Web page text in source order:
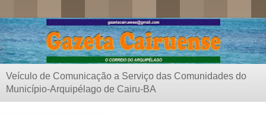
Veículo de Comunicação a Serviço das Comunidades do
Município-Arquipélago de Cairu-BA